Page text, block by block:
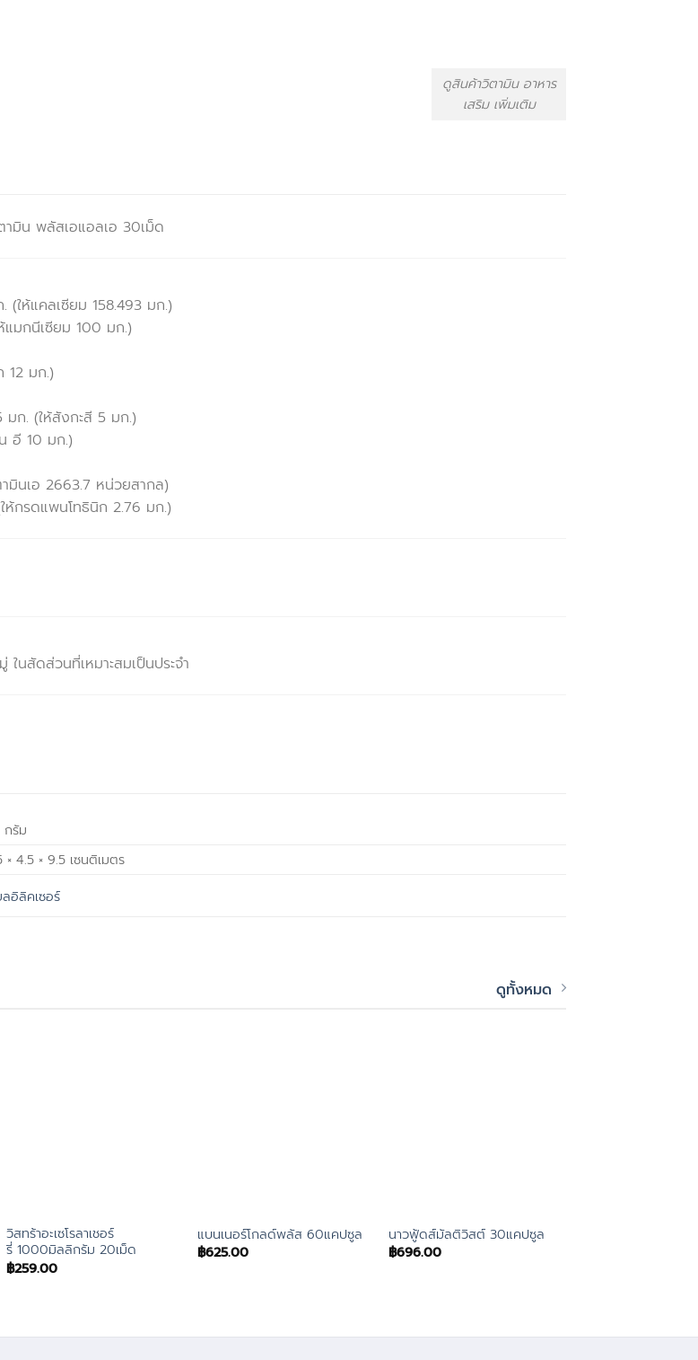
ดูสินค้าวิตามิน อาหาร
เสริม เพิ่มเติม
ามิน พลัสเอแอลเอ 30เม็ด
ให้แคลเซียม 158.493 มก.)
มกนีเซียม 100 มก.)
12 มก.)
ก. (ให้สังกะสี 5 มก.)
อี 10 มก.)
มินเอ 2663.7 หน่วยสากล)
กรดแพนโทธินิก 2.76 มก.)
นสัดส่วนที่เหมาะสมเป็นประจำ
กรัม
× 4.5 × 9.5 เซนติเมตร
ลอิลิคเซอร์
ดูทั้งหมด
วิสทร้าอะเซโรลาเชอร์
รี่ 1000มิลลิกรัม 20เม็ด
฿259.00
แบนเนอร์โกลด์พลัส 60แคปซูล
฿625.00
นาวฟู้ดส์มัลติวิสต์ 30แคปซูล
฿696.00